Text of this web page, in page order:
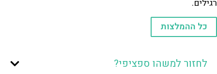
רגילים.
כל ההמלצות
לחזור למשהו ספציפי?